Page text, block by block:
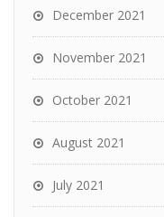
December 2021
November 2021
October 2021
August 2021
July 2021